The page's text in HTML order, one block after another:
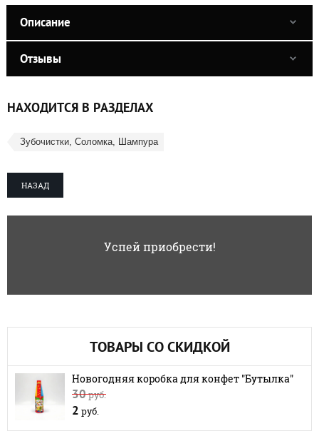
Описание
Отзывы
НАХОДИТСЯ В РАЗДЕЛАХ
Зубочистки, Соломка, Шампура
НАЗАД
Успей приобрести!
ТОВАРЫ СО СКИДКОЙ
Новогодняя коробка для конфет "Бутылка"
30руб.
2 руб.